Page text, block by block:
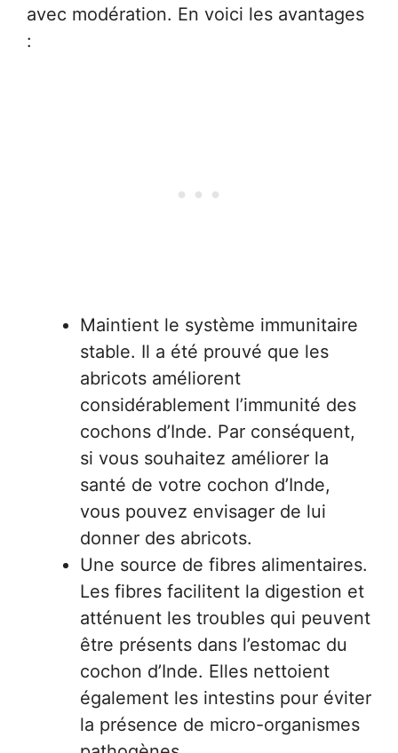
avec modération. En voici les avantages
:
Maintient le système immunitaire
stable. Il a été prouvé que les
abricots améliorent
considérablement l’immunité des
cochons d’Inde. Par conséquent,
si vous souhaitez améliorer la
santé de votre cochon d’Inde,
vous pouvez envisager de lui
donner des abricots.
Une source de fibres alimentaires.
Les fibres facilitent la digestion et
atténuent les troubles qui peuvent
être présents dans l’estomac du
cochon d’Inde. Elles nettoient
également les intestins pour éviter
la présence de micro-organismes